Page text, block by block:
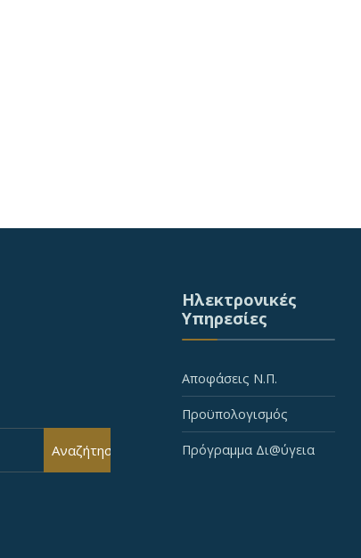
Αναζήτηση
Ηλεκτρονικές
Υπηρεσίες
Αποφάσεις Ν.Π.
Προϋπολογισμός
Πρόγραμμα Δι@ύγεια